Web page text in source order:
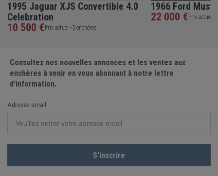
1995 Jaguar XJS Convertible 4.0
Celebration
10 500 € Prix actuel •5 enchères
1966 Ford
22 000 € Prix actuel •
Consultez nos nouvelles annonces et les ventes aux
enchères à venir en vous abonnant à notre lettre
d'information.
Adresse email